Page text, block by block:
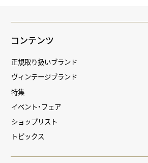
コンテンツ
正規取り扱いブランド
ヴィンテージブランド
特集
イベント・フェア
ショップリスト
トピックス